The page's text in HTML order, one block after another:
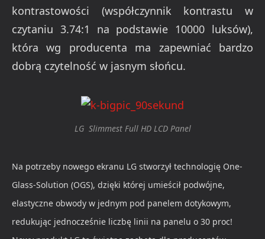
kontrastowości (współczynnik kontrastu w
czytaniu 3.74:1 na podstawie 10000 luksów),
która wg producenta ma zapewniać bardzo
dobrą czytelność w jasnym słońcu.
LG Slimmest Full HD LCD Panel
Na potrzeby nowego ekranu LG stworzył technologię One-
Glass-Solution (OGS), dzięki której umieścił podwójne,
elastyczne obwody w jednym pod panelem dotykowym,
redukując jednocześnie liczbę linii na panelu o 30 proc!